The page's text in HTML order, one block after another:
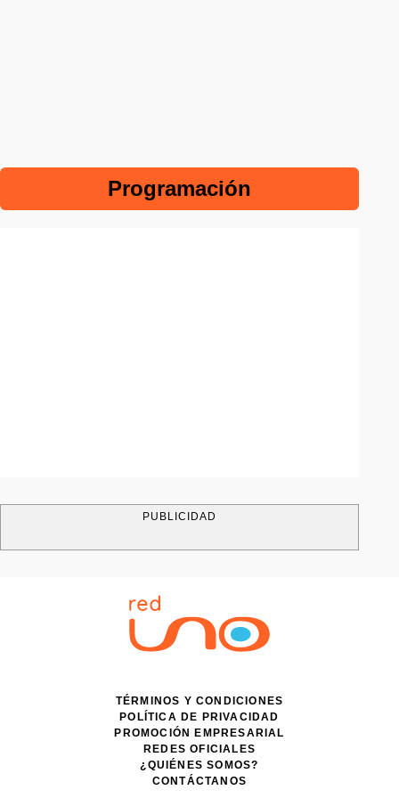
Programación
PUBLICIDAD
TÉRMINOS Y CONDICIONES
POLÍTICA DE PRIVACIDAD
PROMOCIÓN EMPRESARIAL
REDES OFICIALES
¿QUIÉNES SOMOS?
CONTÁCTANOS